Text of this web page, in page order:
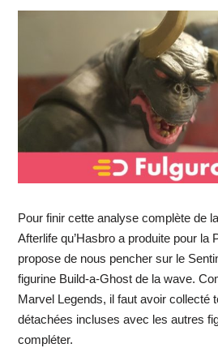
Pour finir cette analyse complète de
Afterlife qu’Hasbro a produite pour la
propose de nous pencher sur le
figurine Build-a-Ghost de la wave.
Marvel Legends, il faut avoir collecté
détachées incluses avec les autres
compléter.